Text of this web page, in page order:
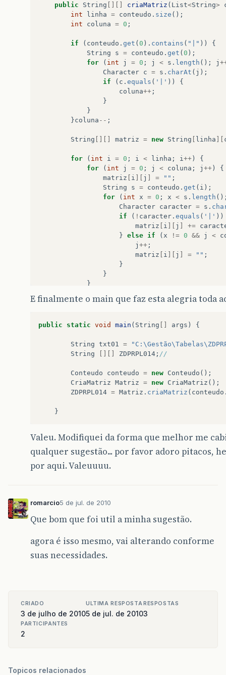
public
String criaMatriz ( List<String>
int
linha = conteudo . size ();
int
coluna = 0 ;
if ( conteudo . get ( 0 ). contains ( "|" ))
{
String
s = conteudo . get ( 0 );
for
( int j = 0 ; j < s . length (); j
Character c = s . charAt ( j );
if
( c . equals ( '|' ))
{
coluna++ ;
}
}
}coluna -- ;
String matriz = new String linha
for ( int i = 0 ; i < linha ; i++ )
{
for
( int j = 0 ; j < coluna ; j ++ )
{
matriz
i j = "" ;
String
s = conteudo . get ( i );
for
( int x = 0 ; x < s . length
Character caracter = s .
if
( ! caracter . equals ( '|' ))
matriz
i j +=
} else if ( x != 0 && j <
j ++ ;
matriz
i j = "" ;
}
}
}
return matriz;
}
E finalmente o main que faz esta alegria toda
public static void main ( String args ) {
String txt01 =
String
ZDPRPL014 ; //
Conteudo conteudo = new Conteudo ();
CriaMatriz Matriz = new CriaMatriz ();
ZDPRPL014 = Matriz . criaMatriz ( conteudo
}
Valeu. Modifiquei da forma que melhor me
qualquer sugestão... por favor adoro pitacos,
por aqui. Valeuuuu.
romarcio5 de jul. de 2010
Que bom que foi util a minha sugestão.
agora é isso mesmo, vai alterando conforme
suas necessidades.
CRIADO
3 de julho de 2010
ULTIMA RESPOSTA
5 de jul. de 2010
RESPOSTAS
3
PARTICIPANTES
2
Topicos relacionados